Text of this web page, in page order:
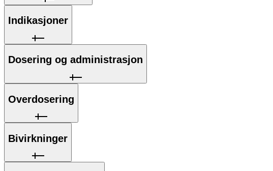
Indikasjoner
Dosering og administrasjon
Overdosering
Bivirkninger